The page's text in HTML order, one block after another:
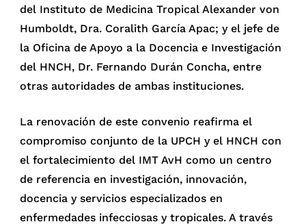
del Instituto de Medicina Tropical Alexander von
Humboldt, Dra. Coralith García Apac; y el jefe de
la Oficina de Apoyo a la Docencia e Investigación
del HNCH, Dr. Fernando Durán Concha, entre
otras autoridades de ambas instituciones.
La renovación de este convenio reafirma el
compromiso conjunto de la UPCH y el HNCH con
el fortalecimiento del IMT AvH como un centro
de referencia en investigación, innovación,
docencia y servicios especializados en
enfermedades infecciosas y tropicales. A través